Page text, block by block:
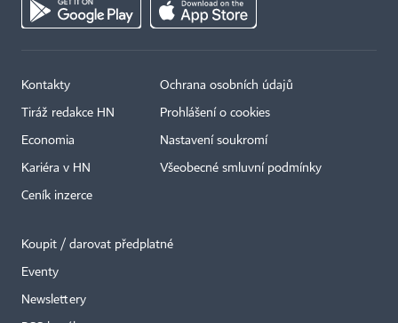
Kontakty
Tiráž redakce HN
Economia
Kariéra v HN
Ceník inzerce
Ochrana osobních údajů
Prohlášení o cookies
Nastavení soukromí
Všeobecné smluvní podmínky
Koupit / darovat předplatné
Eventy
Newslettery